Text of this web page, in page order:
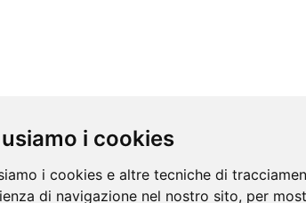
i cookies
i cookies e altre tecniche di
di navigazione nel nostro sito, per